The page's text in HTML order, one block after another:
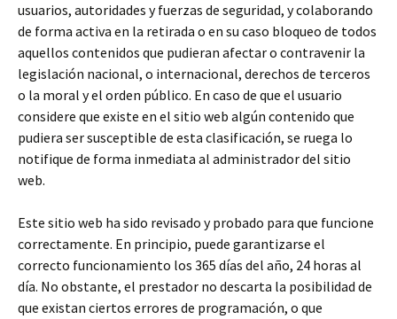
usuarios, autoridades y fuerzas de seguridad, y colaborando
de forma activa en la retirada o en su caso bloqueo de todos
aquellos contenidos que pudieran afectar o contravenir la
legislación nacional, o internacional, derechos de terceros
o la moral y el orden público. En caso de que el usuario
considere que existe en el sitio web algún contenido que
pudiera ser susceptible de esta clasificación, se ruega lo
notifique de forma inmediata al administrador del sitio
web.
Este sitio web ha sido revisado y probado para que funcione
correctamente. En principio, puede garantizarse el
correcto funcionamiento los 365 días del año, 24 horas al
día. No obstante, el prestador no descarta la posibilidad de
que existan ciertos errores de programación, o que